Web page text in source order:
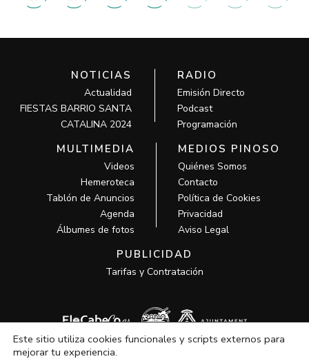
NOTICIAS
Actualidad
FIESTAS BARRIO SANTA
CATALINA 2024
RADIO
Emisión Directo
Podcast
Programación
MULTIMEDIA
Videos
Hemeroteca
Tablón de Anuncios
Agenda
Álbumes de fotos
MEDIOS PINOSO
Quiénes Somos
Contacto
Política de Cookies
Privacidad
Aviso Legal
PUBLICIDAD
Tarifas y Contratación
Este sitio utiliza cookies funcionales y scripts externos para
mejorar tu experiencia.